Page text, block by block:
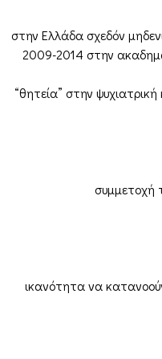
στην Ελλάδα σχεδόν
2009-2014 στην
“θητεία” στην
συμμετοχή
ικανότητα να